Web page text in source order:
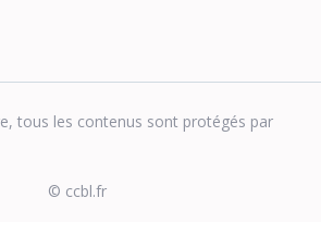
tous les contenus sont protégés par
© ccbl.fr